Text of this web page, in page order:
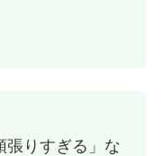
張りすぎる」な